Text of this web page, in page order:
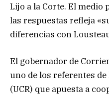
Lijo a la Corte. El medio
las respuestas refleja
diferencias con
El gobernador de
uno de los referentes
(UCR) que apuesta a